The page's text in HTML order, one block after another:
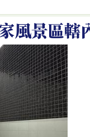
風景區轄